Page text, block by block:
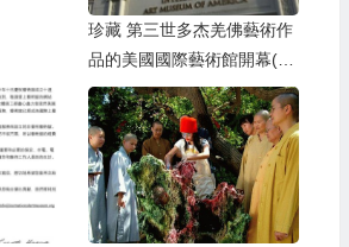
珍藏 第三世多杰羌佛藝術作
品的美國國際藝術館開幕(影
視)